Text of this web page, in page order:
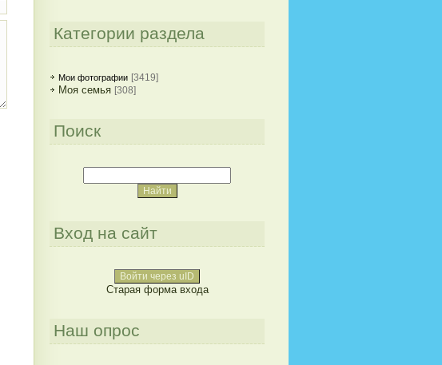
Категории раздела
Мои фотографии [3419]
Моя семья [308]
Поиск
Вход на сайт
Войти через uID
Старая форма входа
Наш опрос